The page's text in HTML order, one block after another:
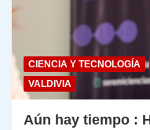
CIENCIA Y TECNOLOGÍA
VALDIVIA
Aún hay tiempo :